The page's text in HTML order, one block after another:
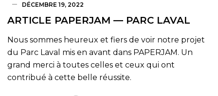
DÉCEMBRE 19, 2022
ARTICLE PAPERJAM — PARC LAVAL
Nous sommes heureux et fiers de voir notre projet
du Parc Laval mis en avant dans PAPERJAM. Un
grand merci à toutes celles et ceux qui ont
contribué à cette belle réussite.